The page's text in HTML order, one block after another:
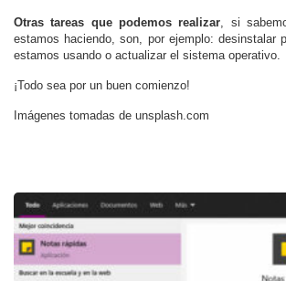
Otras tareas que podemos realizar, si
estamos haciendo, son, por ejemplo: desinstalar
estamos usando o actualizar el sistema operativo.
¡Todo sea por un buen comienzo!
Imágenes tomadas de unsplash.com